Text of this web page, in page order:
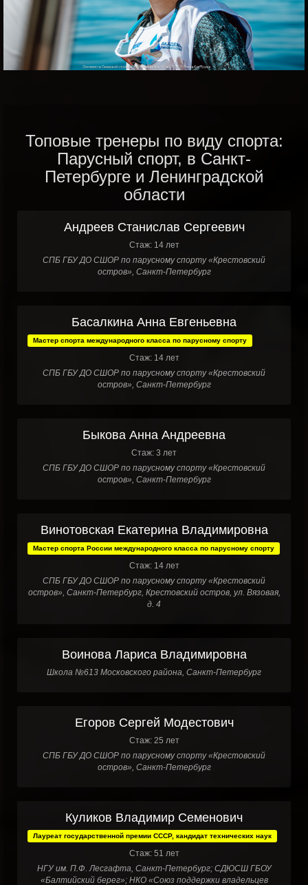
Топовые тренеры по виду спорта:
Парусный спорт, в Санкт-
Петербурге и Ленинградской
области
Андреев Станислав Сергеевич
Стаж: 14 лет
СПБ ГБУ ДО СШОР по парусному спорту «Крестовский
остров», Санкт-Петербург
Басалкина Анна Евгеньевна
Мастер спорта международного класса по парусному спорту
Стаж: 14 лет
СПБ ГБУ ДО СШОР по парусному спорту «Крестовский
остров», Санкт-Петербург
Быкова Анна Андреевна
Стаж: 3 лет
СПБ ГБУ ДО СШОР по парусному спорту «Крестовский
остров», Санкт-Петербург
Винотовская Екатерина Владимировна
Мастер спорта России международного класса по парусному спорту
Стаж: 14 лет
СПБ ГБУ ДО СШОР по парусному спорту «Крестовский
остров», Санкт-Петербург, Крестовский остров, ул. Вязовая,
д. 4
Воинова Лариса Владимировна
Школа №613 Московского района, Санкт-Петербург
Егоров Сергей Модестович
Стаж: 25 лет
СПБ ГБУ ДО СШОР по парусному спорту «Крестовский
остров», Санкт-Петербург
Куликов Владимир Семенович
Лауреат государственной премии СССР, кандидат технических наук
Стаж: 51 лет
НГУ им. П.Ф. Лесгафта, Санкт-Петербург; СДЮСШ ГБОУ
«Балтийский берег»; НКО «Союз поддержки владельцев